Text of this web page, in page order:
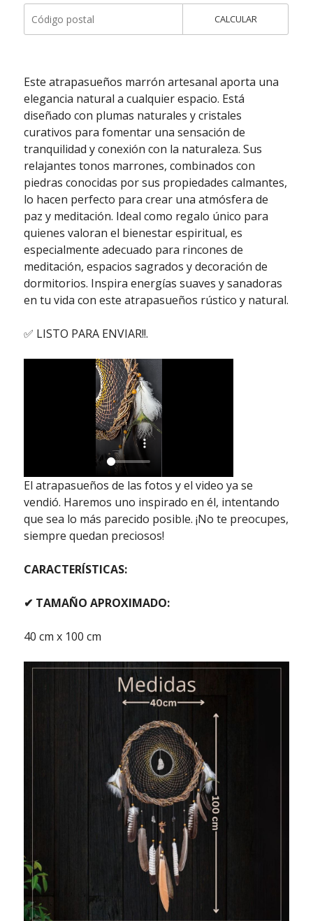
CALCULAR
Este atrapasueños marrón artesanal aporta una
elegancia natural a cualquier espacio. Está
diseñado con plumas naturales y cristales
curativos para fomentar una sensación de
tranquilidad y conexión con la naturaleza. Sus
relajantes tonos marrones, combinados con
piedras conocidas por sus propiedades calmantes,
lo hacen perfecto para crear una atmósfera de
paz y meditación. Ideal como regalo único para
quienes valoran el bienestar espiritual, es
especialmente adecuado para rincones de
meditación, espacios sagrados y decoración de
dormitorios. Inspira energías suaves y sanadoras
en tu vida con este atrapasueños rústico y natural.
✅ LISTO PARA ENVIAR!!.
El atrapasueños de las fotos y el video ya se
vendió. Haremos uno inspirado en él, intentando
que sea lo más parecido posible. ¡No te preocupes,
siempre quedan preciosos!
CARACTERÍSTICAS:
✔ TAMAÑO APROXIMADO:
40 cm x 100 cm